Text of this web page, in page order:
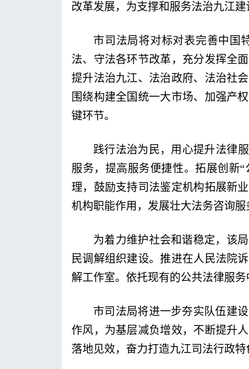
改革发展，为支撑和服务法治九江建
市司法局将对标对表完善中国
法、守法各环节改革，充分发挥全
提升法治九江、法治政府、法治社
围绕构建全国统一大市场、加强产
键环节。
践行法治为民，用心提升法律
服务，提高服务便捷性。拓展创新
理，鼓励支持司法鉴定机构拓展新
机构职能作用，发展壮大法务咨询服
为着力维护社会和谐稳定，该
民调解组织建设。推进在人民法院
解工作室。依托现有的公共法律服
市司法局将进一步夯实队伍建
作风，为基层减负增效，不断提升
落地见效，奋力打造九江司法行政特